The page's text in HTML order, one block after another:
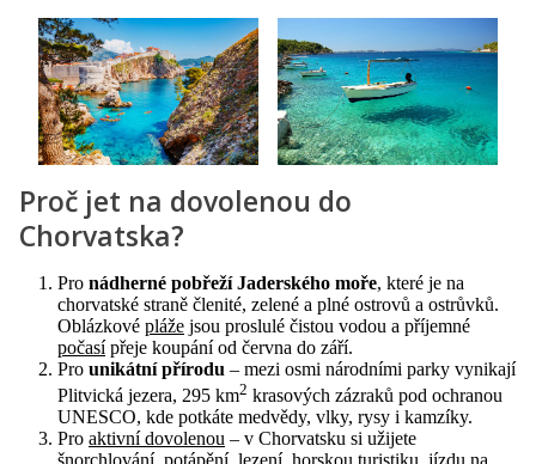
Proč jet na dovolenou do
Chorvatska?
Pro nádherné pobřeží Jaderského moře, které je na
chorvatské straně členité, zelené a plné ostrovů a ostrůvků.
Oblázkové pláže jsou proslulé čistou vodou a příjemné
počasípřeje koupání od června do září.
Pro unikátní přírodu – mezi osmi národními parky vynikají
Plitvická jezera, 295 km2 krasových zázraků pod ochranou
UNESCO, kde potkáte medvědy, vlky, rysy i kamzíky.
Pro aktivní dovolenou – v Chorvatsku si užijete